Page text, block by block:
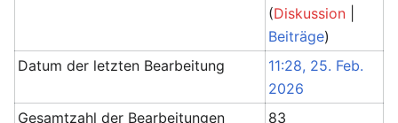
(Diskussion
Beiträge)
Datum der letzten Bearbeitung
11:28, 25. Feb.
2026
Gesamtzahl der Bearbeitungen
83